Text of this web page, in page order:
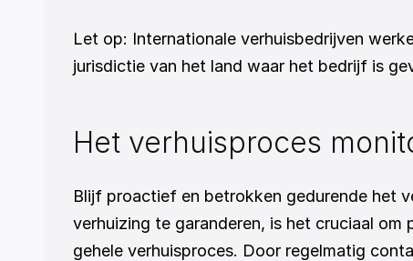
Let op: Internationale verhuisbedrijven
jurisdictie van het land waar het bedrijf is
Het verhuisproces
Blijf proactief en betrokken gedurende het
verhuizing te garanderen, is het cruciaal
gehele verhuisproces. Door regelmatig